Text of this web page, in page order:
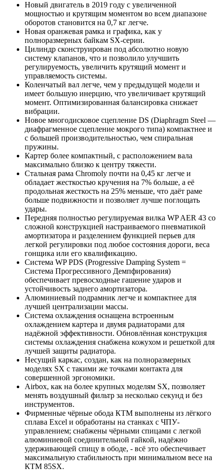
Новый двигатель в 2019 году с увеличенной
мощностью и крутящим моментом во всем диапазоне
оборотов становится на 0,7 кг легче.
Новая оранжевая рамка и графика, как у
полноразмерных байкам SX-серии.
Цилиндр сконструирован под абсолютно новую
систему клапанов, что и позволило улучшить
регулируемость, увеличить крутящий момент и
управляемость системы.
Коленчатый вал легче, чем у предыдущей модели и
имеет большую инерцию, что увеличивает крутящий
момент. Оптимизированная балансировка снижает
вибрации.
Новое многодисковое сцепление DS (Diaphragm Steel —
диафрагменное сцепление мокрого типа) компактнее и
с большей производительностью, чем спиральная
пружины.
Картер более компактный, с расположением вала
максимально близко к центру тяжести.
Стальная рама Chromoly почти на 0,45 кг легче и
обладает жесткостью кручения на 7% больше, а её
продольная жесткость на 25% меньше, что даёт раме
больше подвижности и позволяет лучше поглощать
удары.
Передняя полностью регулируемая вилка WP AER 43 со
сложной конструкцией настраиваемого пневматикой
амортизатора и разделением функцией перьев для
легкой регулировки под любое состояния дороги, веса
гонщика или его квалификацию.
Система WP PDS (Progressive Damping System =
Cистема Прогрессивного Демпфирования)
обеспечивает превосходные гашение ударов и
устойчивость заднего амортизатора.
Алюминиевый подрамник легче и компактнее для
лучшей централизации массы.
Система охлаждения оснащена встроенным
охлаждением картера и двумя радиаторами для
надёжной эффективности. Обновлённая конструкция
системы охлаждения снабжена кожухом и решеткой для
лучшей защиты радиатора.
Несущий каркас, создан, как на полноразмерных
моделях SX с такими же точками контакта для
совершенной эргономики.
Airbox, как на более крупных моделям SX, позволяет
менять воздушный фильтр за несколько секунд и без
инструментов.
Фирменные чёрные обода КТМ выполнены из лёгкого
сплава Excel и обработаны на станках с ЧПУ-
управлением; снабжены чёрными спицами с легкой
алюминиевой соединительной гайкой, надёжно
удерживающей спицу в ободе, - всё это обеспечивает
максимальную стабильность при минимальном весе на
КТМ 85SX.